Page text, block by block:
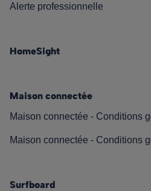
Alerte professionnelle
HomeSight
Maison connectée
Maison connectée - Conditions
Maison connectée - Conditions
Surfboard